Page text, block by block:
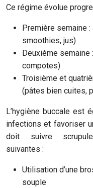
Ce régime évolue
Première semaine
smoothies, jus)
Deuxième
compotes)
Troisième et
(pâtes bien cuites,
L’hygiène buccale est
infections et favoriser
doit suivre
suivantes :
Utilisation d’une
souple